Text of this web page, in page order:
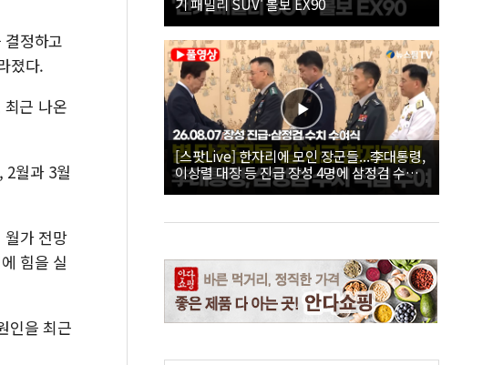
정하고
졌다.
근 나온
2월과 3월
가 전망
힘을 실
인을 최근
[스팟Live] 한자리에 모인 장군들...李대통령,
이상렬 대장 등 진급 장성 4명에 삼정검 수치
직접 수여｜26.08.07 장성 진급·삼정검 수치